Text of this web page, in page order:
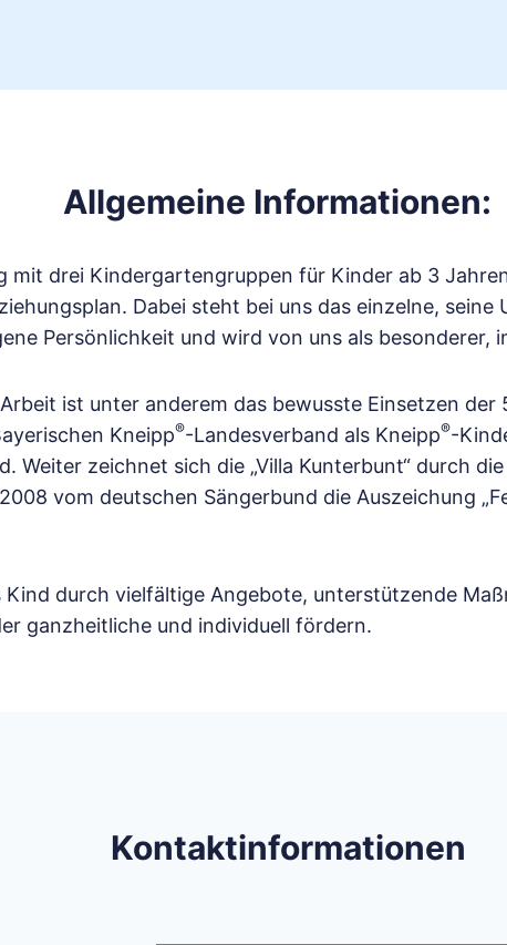
Allgemeine Informationen:
mit drei Kindergartengruppen für Kinder ab 3
Dabei steht bei uns das einzelne,
Persönlichkeit und wird von uns als besonderer,
ist unter anderem das bewusste Einsetzen
Kneipp®-Landesverband als Kneipp®-
Weiter zeichnet sich die „Villa Kunterbunt“ durch
vom deutschen Sängerbund die Auszeichung
durch vielfältige Angebote, unterstützende
ganzheitliche und individuell fördern.
Kontaktinformationen